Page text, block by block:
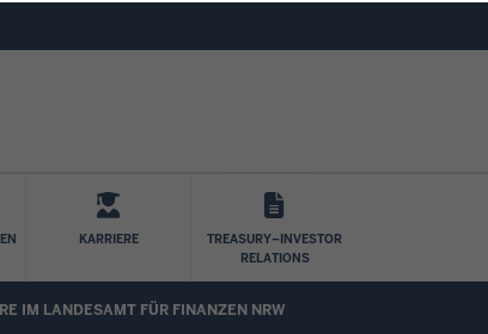
KARRIERE
TREASURY–INVESTOR
RELATIONS
IM LANDESAMT FÜR FINANZEN NRW